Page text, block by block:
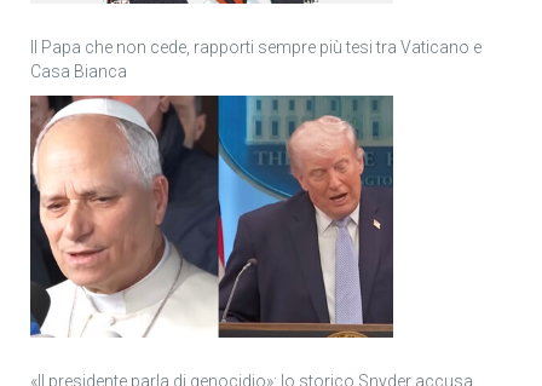
Il Papa che non cede, rapporti sempre più tesi tra Vaticano e
Casa Bianca
«Il presidente parla di genocidio»: lo storico Snyder accusa